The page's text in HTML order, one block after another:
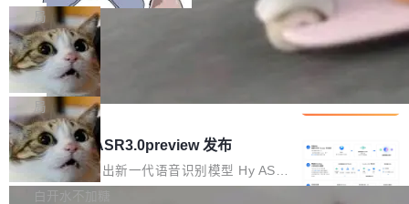
x / Harmony PC curl -fsSL https://solon.noea
r.org/solon...
不断累积，代码仓中的模块关系、接口契约、业
务逻辑等关键信息往往分散于数十乃至数百个文
件之中，形成高度复杂的知识关联网络。传统的
代码检索手段（如关键词匹配、目录遍历）仅能
在语法层面完成文本定位，难以触及代码的语义
内涵与结构关联，导致开发者使用代码智能体在
理解大规模代码仓时面临显著"代码仓理解"瓶
颈。 代码仓深度理解服务（以下简称" CodeBas
e深度理解服务"）是华为云码道（CodeA...
名90后算法工程师王某，为了给自己接的私活腾
服务器空间，删光了公司AI游戏部门的全部核心
数据。 王某2024年1月入职东城区某科技公司AI
短剧部门，有互联网大厂背景。在公司内部架构
调整期间，部门三次通知全员将数据从A集群迁
移到B集群，王某都回复了"收到"。 他没有迁移
数据。2024年9月3日下午4点，他使用此前登录
的账号密码进入A集群，输入了一条被程序员圈
称为"删库跑路"的命令——最高管理员权限、无
局
Cloudflare 分享推理优化实践：KV ca
che 量化 + 权重压缩，吞吐量提升 4
1%，成本降 30%
Kimi 和 GLM 是当前最强的大模型系列之一，但
它们有一个共同的问题：太吃显存了。月之暗面
的 Kimi K 系列和智谱的 GLM 都是长上下文、M
oE 架构的大模型，好用到让人上瘾，但 GPU 显
存永远不够用。 Cloudflare 的 Workers AI 团队
一直在跑这些模型的推理。他们在官方博客上发
局
腾讯混元 Hy ASR3.0preview 发布
腾讯混元正式推出新一代语音识别模型 Hy ASR
3.0preview。基于最新一代大语言模型 Hy3 的
白开水不加糖